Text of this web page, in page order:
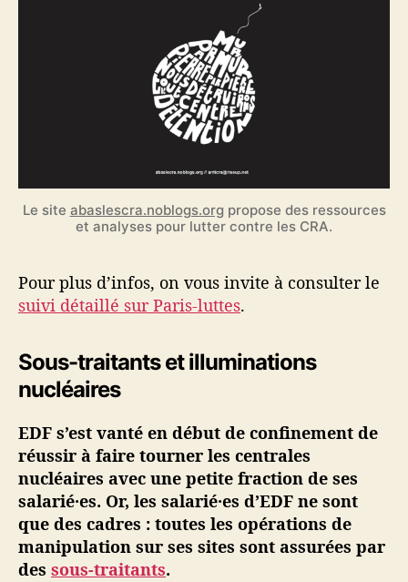
Le site abaslescra.noblogs.orgpropose des ressources
et analyses pour lutter contre les CRA.
Pour plus d’infos, on vous invite à consulter le
suivi détaillé sur Paris-luttes.
Sous-traitants et illuminations
nucléaires
EDF s’est vanté en début de confinement de
réussir à faire tourner les centrales
nucléaires avec une petite fraction de ses
salarié·es. Or, les salarié·es d’EDF ne sont
que des cadres : toutes les opérations de
manipulation sur ses sites sont assurées par
des sous-traitants.